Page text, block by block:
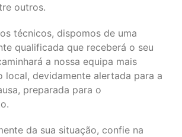
outros.
técnicos, dispomos de uma
qualificada que receberá o seu
a nossa equipa mais
local, devidamente alertada para a
preparada para o
da sua situação, confie na